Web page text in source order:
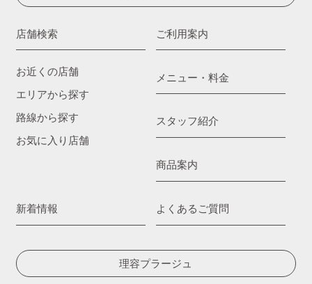
店舗検索
お近くの店舗
エリアから探す
路線から探す
お気に入り店舗
ご利用案内
メニュー・料金
スタッフ紹介
商品案内
新着情報 よくあるご質問
理容プラージュ